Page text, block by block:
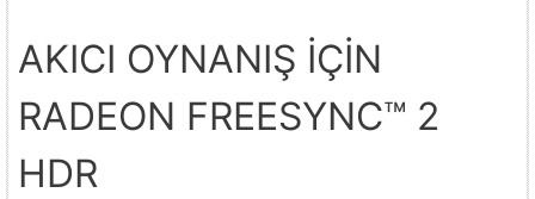
AKICI OYNANIŞ İÇİN
RADEON FREESYNC™ 2
HDR